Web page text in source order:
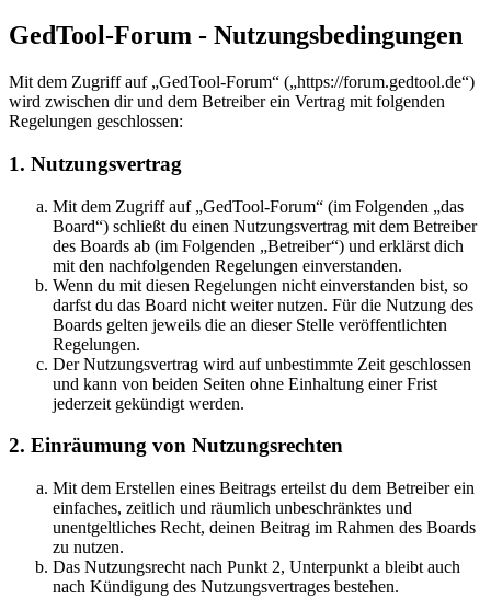
GedTool-Forum - Nutzungsbedingungen
Mit dem Zugriff auf „GedTool-Forum“ („https://forum.gedtool.de“)
wird zwischen dir und dem Betreiber ein Vertrag mit folgenden
Regelungen geschlossen:
1. Nutzungsvertrag
Mit dem Zugriff auf „GedTool-Forum“ (im Folgenden „das
Board“) schließt du einen Nutzungsvertrag mit dem Betreiber
des Boards ab (im Folgenden „Betreiber“) und erklärst dich
mit den nachfolgenden Regelungen einverstanden.
Wenn du mit diesen Regelungen nicht einverstanden bist, so
darfst du das Board nicht weiter nutzen. Für die Nutzung des
Boards gelten jeweils die an dieser Stelle veröffentlichten
Regelungen.
Der Nutzungsvertrag wird auf unbestimmte Zeit geschlossen
und kann von beiden Seiten ohne Einhaltung einer Frist
jederzeit gekündigt werden.
2. Einräumung von Nutzungsrechten
Mit dem Erstellen eines Beitrags erteilst du dem Betreiber ein
einfaches, zeitlich und räumlich unbeschränktes und
unentgeltliches Recht, deinen Beitrag im Rahmen des Boards
zu nutzen.
Das Nutzungsrecht nach Punkt 2, Unterpunkt a bleibt auch
nach Kündigung des Nutzungsvertrages bestehen.